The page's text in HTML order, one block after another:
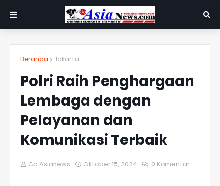
Beranda Jakarta
Polri Raih Penghargaan
Lembaga dengan
Pelayanan dan
Komunikasi Terbaik
Go Asianews Oktober 15, 2024 0 Komentar